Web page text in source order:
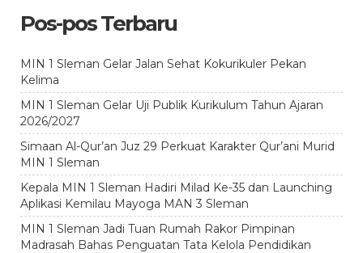
Pos-pos Terbaru
MIN 1 Sleman Gelar Jalan Sehat Kokurikuler Pekan
Kelima
MIN 1 Sleman Gelar Uji Publik Kurikulum Tahun Ajaran
2026/2027
Simaan Al-Qur’an Juz 29 Perkuat Karakter Qur’ani Murid
MIN 1 Sleman
Kepala MIN 1 Sleman Hadiri Milad Ke-35 dan Launching
Aplikasi Kemilau Mayoga MAN 3 Sleman
MIN 1 Sleman Jadi Tuan Rumah Rakor Pimpinan
Madrasah Bahas Penguatan Tata Kelola Pendidikan